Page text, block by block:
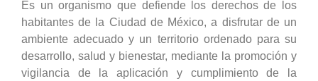
Es un organismo que defiende los derechos de los
habitantes de la Ciudad de México, a disfrutar de un
ambiente adecuado y un territorio ordenado para su
desarrollo, salud y bienestar, mediante la promoción y
vigilancia de la aplicación y cumplimiento de la